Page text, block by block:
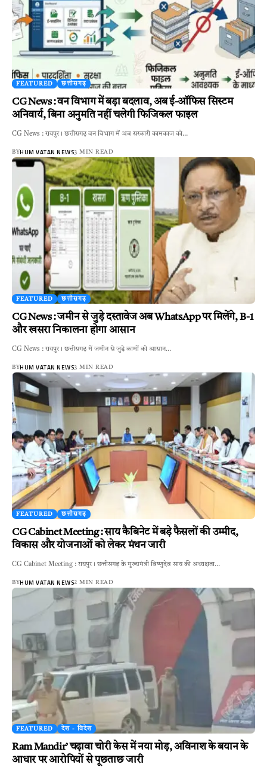
FEATURED छत्तीसगढ़
CG News : वन विभाग में बड़ा बदलाव, अब ई-ऑफिस सिस्टम
अनिवार्य, बिना अनुमति नहीं चलेगी फिजिकल फाइल
CG News : रायपुर। छत्तीसगढ़ वन विभाग में अब सरकारी कामकाज को…
BYHUM VATAN NEWS3 MIN READ
FEATURED छत्तीसगढ़
CG News : जमीन से जुड़े दस्तावेज अब WhatsApp पर मिलेंगे, B-1
और खसरा निकालना होगा आसान
CG News : रायपुर। छत्तीसगढ़ में जमीन से जुड़े कामों को आसान…
BYHUM VATAN NEWS3 MIN READ
FEATURED छत्तीसगढ़
CG Cabinet Meeting : साय कैबिनेट में बड़े फैसलों की उम्मीद,
विकास और योजनाओं को लेकर मंथन जारी
CG Cabinet Meeting : रायपुर। छत्तीसगढ़ के मुख्यमंत्री विष्णुदेव साय की अध्यक्षता…
BYHUM VATAN NEWS2 MIN READ
FEATURED देश - विदेश
Ram Mandir’ चढ़ावा चोरी केस में नया मोड़, अविनाश के बयान के
आधार पर आरोपियों से पूछताछ जारी